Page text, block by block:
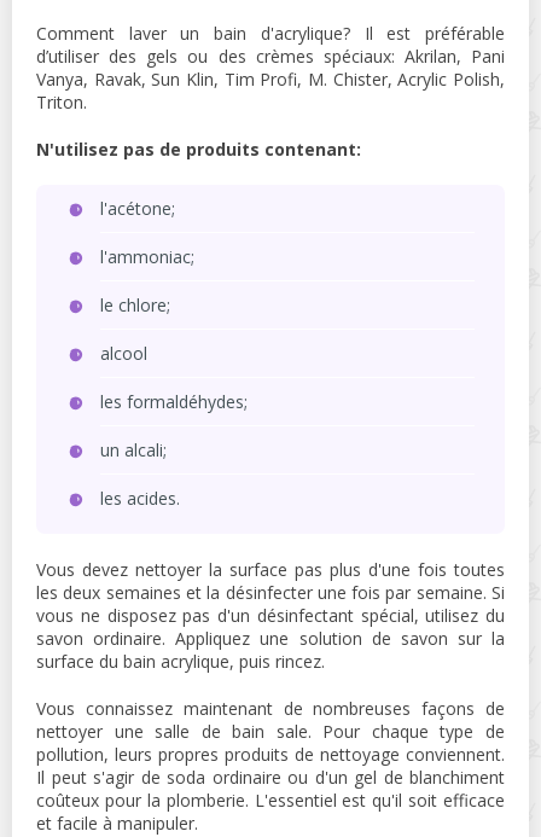
Comment laver un bain d'acrylique? Il est préférable
d’utiliser des gels ou des crèmes spéciaux: Akrilan, Pani
Vanya, Ravak, Sun Klin, Tim Profi, M. Chister, Acrylic Polish,
Triton.
N'utilisez pas de produits contenant:
l'acétone;
l'ammoniac;
le chlore;
alcool
les formaldéhydes;
un alcali;
les acides.
Vous devez nettoyer la surface pas plus d'une fois toutes
les deux semaines et la désinfecter une fois par semaine. Si
vous ne disposez pas d'un désinfectant spécial, utilisez du
savon ordinaire. Appliquez une solution de savon sur la
surface du bain acrylique, puis rincez.
Vous connaissez maintenant de nombreuses façons de
nettoyer une salle de bain sale. Pour chaque type de
pollution, leurs propres produits de nettoyage conviennent.
Il peut s'agir de soda ordinaire ou d'un gel de blanchiment
coûteux pour la plomberie. L'essentiel est qu'il soit efficace
et facile à manipuler.